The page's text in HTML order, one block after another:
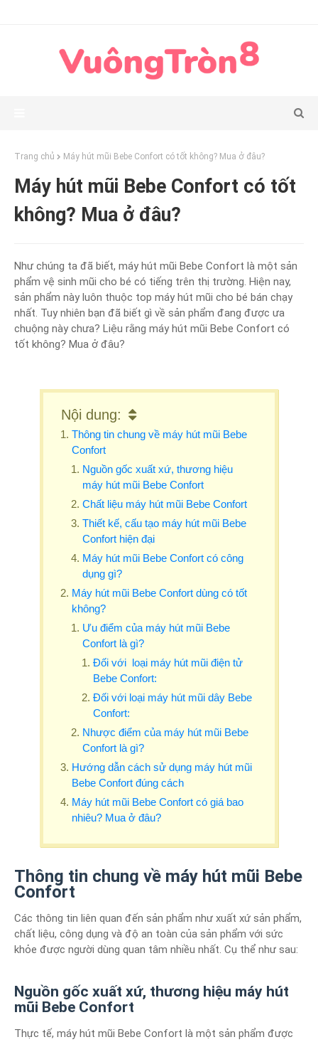
Trang chủ Máy hút mũi Bebe Confort có tốt không? Mua ở đâu?
Máy hút mũi Bebe Confort có tốt
không? Mua ở đâu?
Như chúng ta đã biết, máy hút mũi Bebe Confort là một sản
phẩm vệ sinh mũi cho bé có tiếng trên thị trường. Hiện nay,
sản phẩm này luôn thuộc top máy hút mũi cho bé bán chạy
nhất. Tuy nhiên bạn đã biết gì về sản phẩm đang được ưa
chuộng này chưa? Liệu rằng máy hút mũi Bebe Confort có
tốt không? Mua ở đâu?
Nội dung:
Thông tin chung về máy hút mũi Bebe
Confort
Nguồn gốc xuất xứ, thương hiệu
máy hút mũi Bebe Confort
Chất liệu máy hút mũi Bebe Confort
Thiết kế, cấu tạo máy hút mũi Bebe
Confort hiện đại
Máy hút mũi Bebe Confort có công
dụng gì?
Máy hút mũi Bebe Confort dùng có tốt
không?
Ưu điểm của máy hút mũi Bebe
Confort là gì?
Đối với loại máy hút mũi điện tử
Bebe Confort:
Đối với loại máy hút mũi dây Bebe
Confort:
Nhược điểm của máy hút mũi Bebe
Confort là gì?
Hướng dẫn cách sử dụng máy hút mũi
Bebe Confort đúng cách
Máy hút mũi Bebe Confort có giá bao
nhiêu? Mua ở đâu?
Thông tin chung về máy hút mũi Bebe
Confort
Các thông tin liên quan đến sản phẩm như xuất xứ sản phẩm,
chất liệu, công dụng và độ an toàn của sản phẩm với sức
khỏe được người dùng quan tâm nhiều nhất. Cụ thể như sau:
Nguồn gốc xuất xứ, thương hiệu máy hút
mũi Bebe Confort
Thực tế, máy hút mũi Bebe Confort là một sản phẩm được